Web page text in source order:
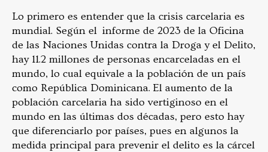
Lo primero es entender que la crisis carcelaria es
mundial. Según el informe de 2023 de la Oficina
de las Naciones Unidas contra la Droga y el Delito,
hay 11.2 millones de personas encarceladas en el
mundo, lo cual equivale a la población de un país
como República Dominicana. El aumento de la
población carcelaria ha sido vertiginoso en el
mundo en las últimas dos décadas, pero esto hay
que diferenciarlo por países, pues en algunos la
medida principal para prevenir el delito es la cárcel